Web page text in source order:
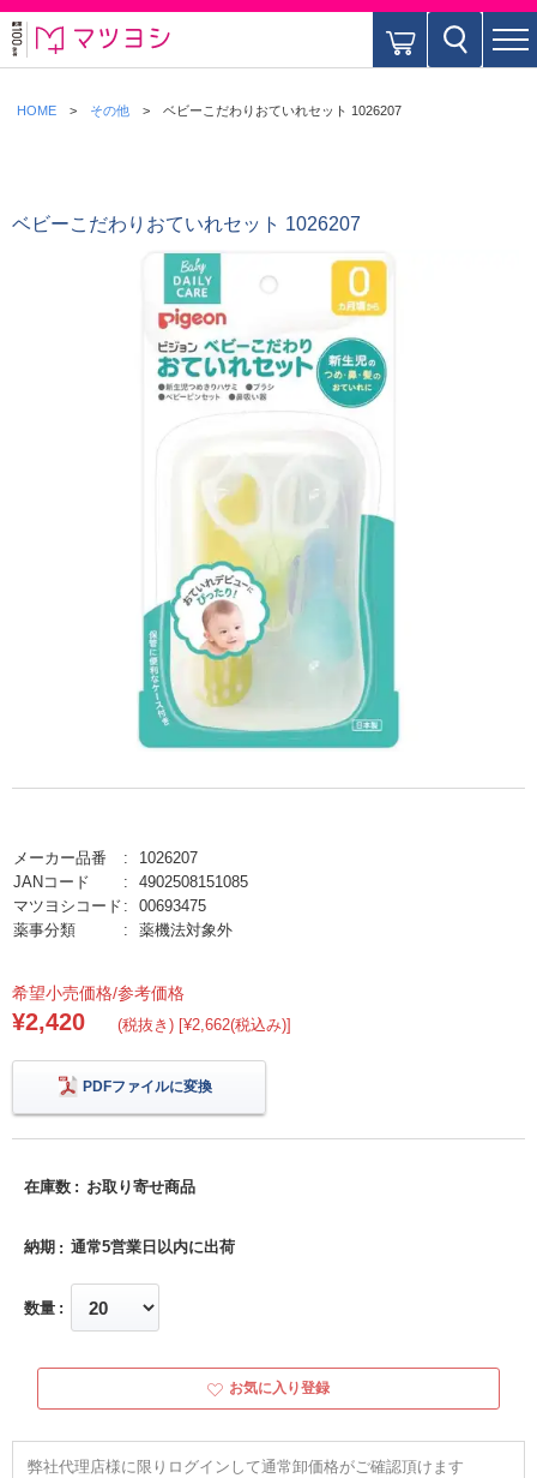
HOME その他 ベビーこだわりおていれセット 1026207
ベビーこだわりおていれセット 1026207
メーカー品番
1026207
JANコード
4902508151085
マツヨシコード
00693475
薬事分類
薬機法対象外
希望小売価格/参考価格
¥2,420 (税抜き) [¥2,662(税込み)]
PDFファイルに変換
在庫数 お取り寄せ商品
納期 通常5営業日以内に出荷
数量
お気に入り登録
弊社代理店様に限りログインして通常卸価格がご確認頂けます